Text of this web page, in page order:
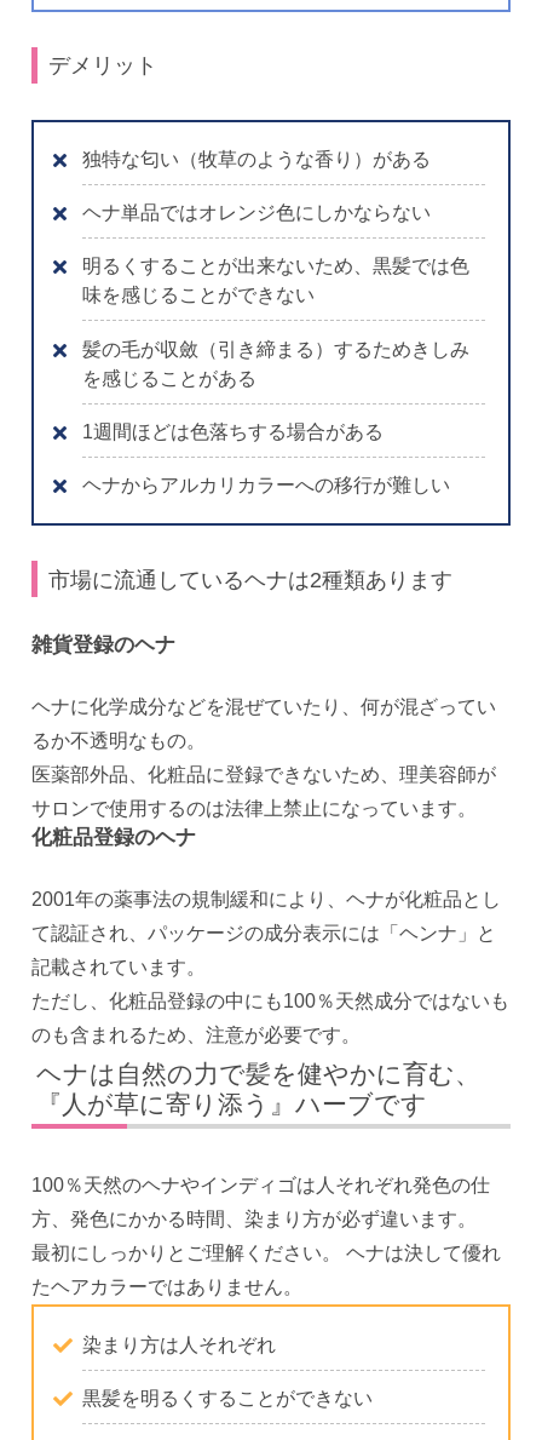
デメリット
独特な匂い（牧草のような香り）がある
ヘナ単品ではオレンジ色にしかならない
明るくすることが出来ないため、黒髪では色
味を感じることができない
髪の毛が収斂（引き締まる）するためきしみ
を感じることがある
1週間ほどは色落ちする場合がある
ヘナからアルカリカラーへの移行が難しい
市場に流通しているヘナは2種類あります
雑貨登録のヘナ
ヘナに化学成分などを混ぜていたり、何が混ざってい
るか不透明なもの。
医薬部外品、化粧品に登録できないため、理美容師が
サロンで使用するのは法律上禁止になっています。
化粧品登録のヘナ
2001年の薬事法の規制緩和により、ヘナが化粧品とし
て認証され、パッケージの成分表示には「ヘンナ」と
記載されています。
ただし、化粧品登録の中にも100％天然成分ではないも
のも含まれるため、注意が必要です。
ヘナは自然の力で髪を健やかに育む、
『人が草に寄り添う』ハーブです
100％天然のヘナやインディゴは人それぞれ発色の仕
方、発色にかかる時間、染まり方が必ず違います。
最初にしっかりとご理解ください。 ヘナは決して優れ
たヘアカラーではありません。
染まり方は人それぞれ
黒髪を明るくすることができない